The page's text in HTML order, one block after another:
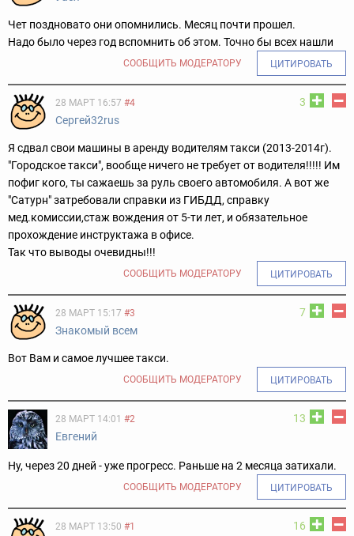
Чет поздновато они опомнились. Месяц почти прошел.
Надо было через год вспомнить об этом. Точно бы всех нашли
СООБЩИТЬ МОДЕРАТОРУ ЦИТИРОВАТЬ
3
28 МАРТ 16:57 #4
Сергей32rus
Я сдвал свои машины в аренду водителям такси (2013-2014г).
"Городское такси", вообще ничего не требует от водителя!!!!! Им
пофиг кого, ты сажаешь за руль своего автомобиля. А вот же
"Сатурн" затребовали справки из ГИБДД, справку
мед.комиссии,стаж вождения от 5-ти лет, и обязательное
прохождение инструктажа в офисе.
Так что выводы очевидны!!!
СООБЩИТЬ МОДЕРАТОРУ ЦИТИРОВАТЬ
7
28 МАРТ 15:17 #3
Знакомый всем
Вот Вам и самое лучшее такси.
СООБЩИТЬ МОДЕРАТОРУ ЦИТИРОВАТЬ
13
28 МАРТ 14:01 #2
Евгений
Ну, через 20 дней - уже прогресс. Раньше на 2 месяца затихали.
СООБЩИТЬ МОДЕРАТОРУ ЦИТИРОВАТЬ
16
28 МАРТ 13:50 #1